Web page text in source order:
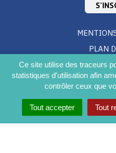
Ce site utilise des traceurs
statistiques d'utilisation afin
contrôler ceux que
Tout accepter Tout
PLAN